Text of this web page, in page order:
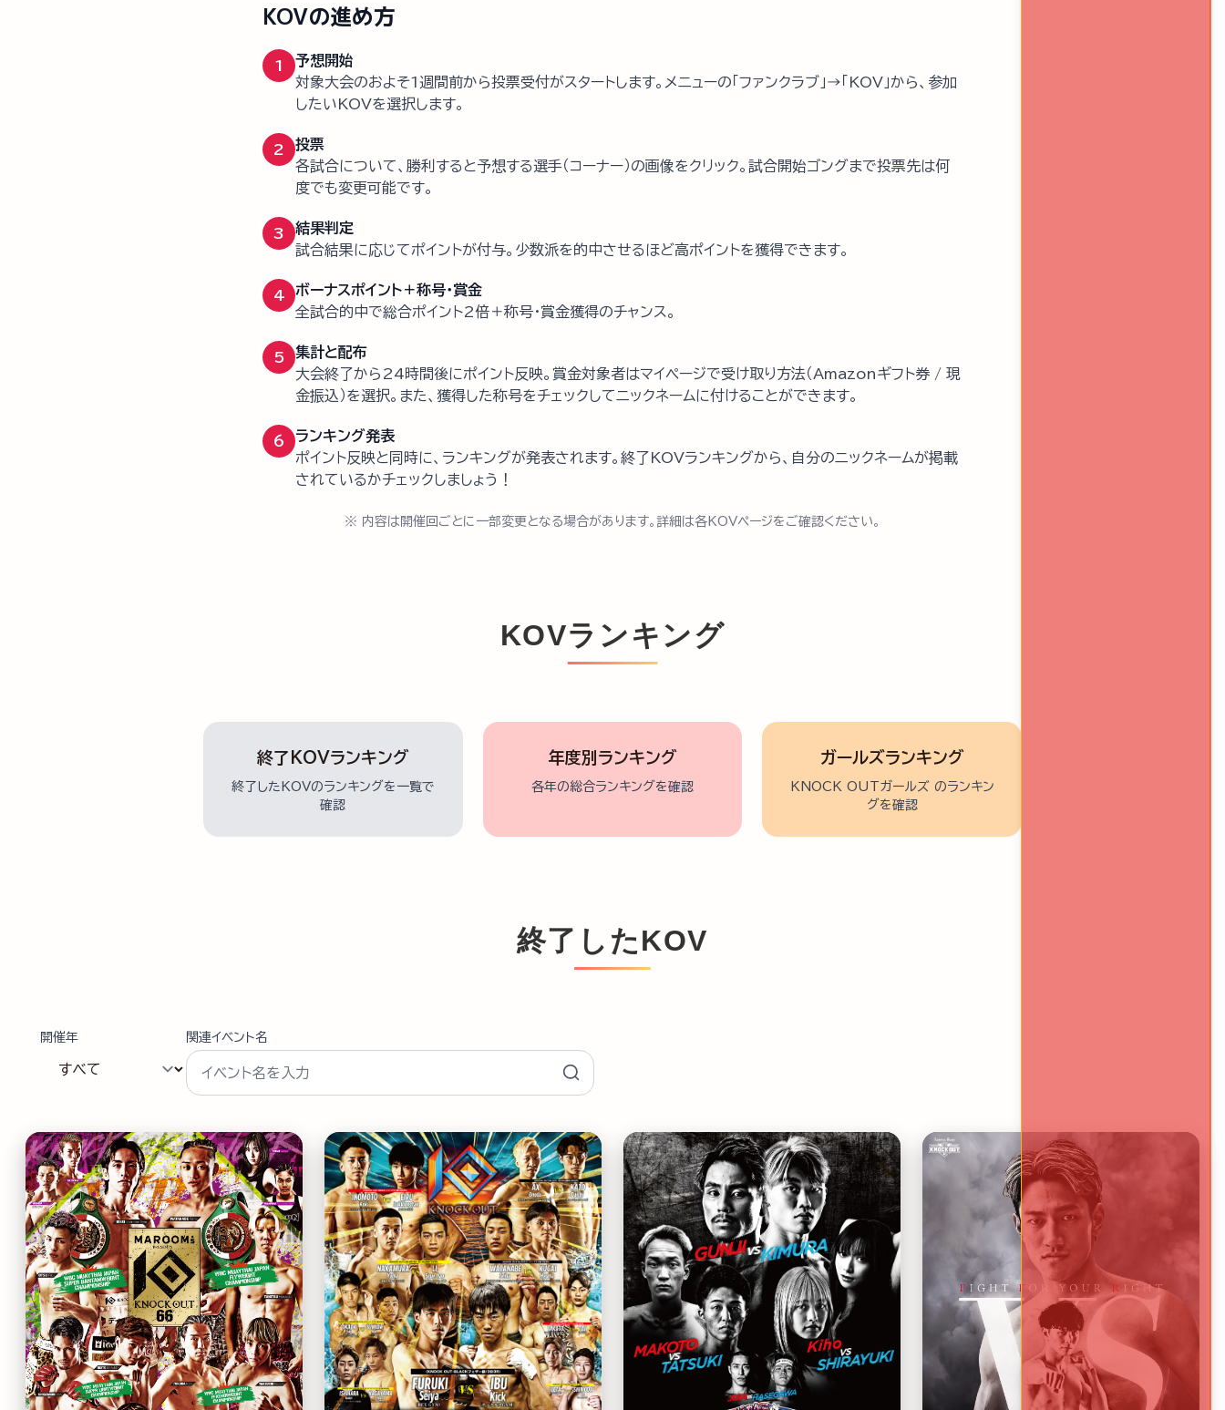
KOVの進め方
1
予想開始
対象大会のおよそ1週間前から投票受付がスタートします。メニューの「ファンクラブ」→「KOV」から、参加
したいKOVを選択します。
2
投票
各試合について、勝利すると予想する選手（コーナー）の画像をクリック。試合開始ゴングまで投票先は何
度でも変更可能です。
3
結果判定
試合結果に応じてポイントが付与。少数派を的中させるほど高ポイントを獲得できます。
4
ボーナスポイント＋称号・賞金
全試合的中で総合ポイント2倍＋称号・賞金獲得のチャンス。
5
集計と配布
大会終了から24時間後にポイント反映。賞金対象者はマイページで受け取り方法（Amazonギフト券 / 現
金振込）を選択。また、獲得した称号をチェックしてニックネームに付けることができます。
6
ランキング発表
ポイント反映と同時に、ランキングが発表されます。終了KOVランキングから、自分のニックネームが掲載
されているかチェックしましょう！
※ 内容は開催回ごとに一部変更となる場合があります。詳細は各KOVページをご確認ください。
KOVランキング
終了KOVランキング
終了したKOVのランキングを一覧で
確認
年度別ランキング
各年の総合ランキングを確認
ガールズランキング
KNOCK OUTガールズ のランキン
グを確認
終了したKOV
開催年 関連イベント名